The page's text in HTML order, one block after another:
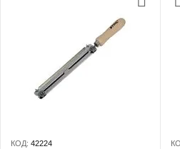
КОД: 42224